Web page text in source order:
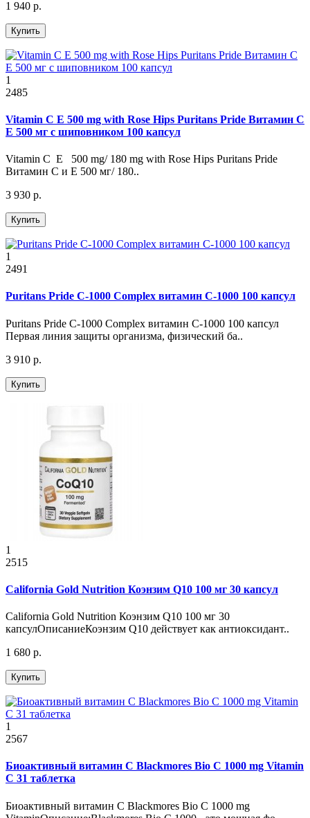
1 940 р.
Купить
1
2485
Vitamin C E 500 mg with Rose Hips Puritans Pride Витамин С
Е 500 мг с шиповником 100 капсул
Vitamin C E 500 mg/ 180 mg with Rose Hips Puritans Pride
Витамин С и Е 500 мг/ 180..
3 930 р.
Купить
1
2491
Puritans Pride C-1000 Complex витамин С-1000 100 капсул
Puritans Pride C-1000 Complex витамин С-1000 100 капсул
Первая линия защиты организма, физический ба..
3 910 р.
Купить
1
2515
California Gold Nutrition Коэнзим Q10 100 мг 30 капсул
California Gold Nutrition Коэнзим Q10 100 мг 30
капсулОписаниеКоэнзим Q10 действует как антиоксидант..
1 680 р.
Купить
1
2567
Биоактивный витамин С Blackmores Bio C 1000 mg Vitamin
C 31 таблетка
Биоактивный витамин С Blackmores Bio C 1000 mg